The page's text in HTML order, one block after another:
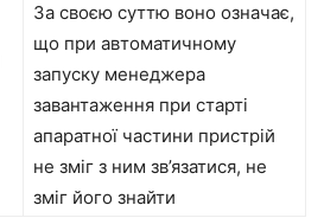
За своєю суттю воно означає,
що при автоматичному
запуску менеджера
завантаження при старті
апаратної частини пристрій
не зміг з ним зв’язатися, не
зміг його знайти